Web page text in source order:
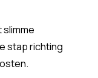
slimme
stap richting